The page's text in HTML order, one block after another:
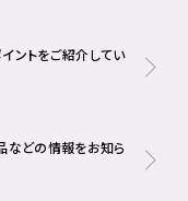
ントをご紹介してい
などの情報をお知ら